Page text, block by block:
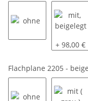
mit,
+ 98,00 €
Flachplane 2205 -